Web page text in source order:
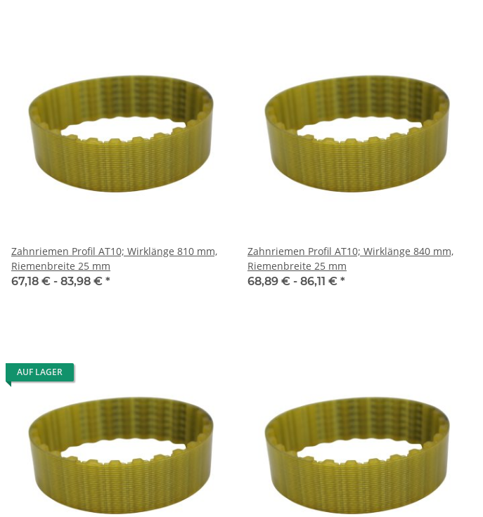
Zahnriemen Profil AT10; Wirklänge 810 mm,
Riemenbreite 25 mm
67,18 € - 83,98 € *
Zahnriemen Profil AT10; Wirklänge 840 mm,
Riemenbreite 25 mm
68,89 € - 86,11 € *
AUF LAGER